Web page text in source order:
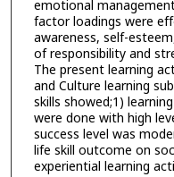
emotional
factor loadings were
awareness, self-
of responsibility and
The present learning
and Culture learning
skills showed;1)
were done with high
success level was
life skill outcome on
experiential learning